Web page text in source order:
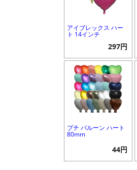
アイブレックス ハー
ト 14インチ
297円
プチ バルーン ハート
80mm
44円